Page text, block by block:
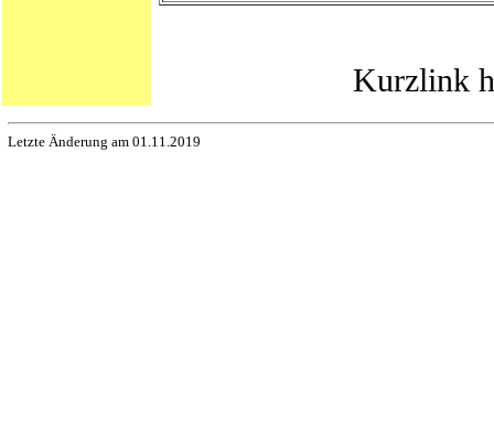
Kurzlink
Letzte Änderung am 01.11.2019